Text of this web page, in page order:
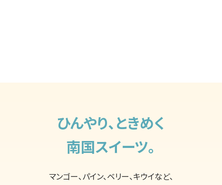
ひんやり、ときめく
南国スイーツ。
マンゴー、パイン、ベリー、キウイなど、